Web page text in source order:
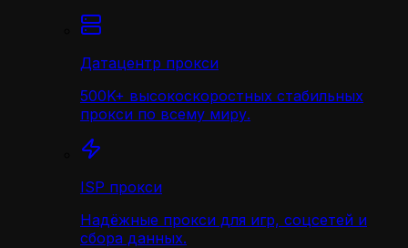
Датацентр прокси
500K+ высокоскоростных стабильных
прокси по всему миру.
ISP прокси
Надёжные прокси для игр, соцсетей и
сбора данных.